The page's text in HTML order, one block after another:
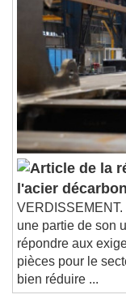
Chapters
Subtitles
Audio
Picture-in-
This is a
Beginning
and close
Text
l'acier
une partie de son
répondre aux
pièces pour le
bien réduire ...